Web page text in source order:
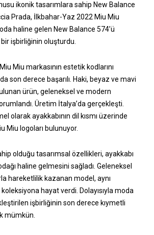
ikonik tasarımlara sahip New Balance
Prada, İlkbahar-Yaz 2022 Miu Miu
haline gelen New Balance 574’ü
işbirliğinin oluşturdu.
Miu markasının estetik kodlarını
son derece başarılı. Haki, beyaz ve mavi
ürün, geleneksel ve modern
Üretim İtalya’da gerçekleşti.
olarak ayakkabının dil kısmı üzerinde
Miu logoları bulunuyor.
olduğu tasarımsal özellikleri, ayakkabı
haline gelmesini sağladı. Geleneksel
hareketlilik kazanan model, aynı
hayat verdi. Dolayısıyla moda
işbirliğinin son derece kıymetli
mümkün.